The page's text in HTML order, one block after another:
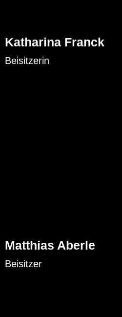
Katharina Franck
Beisitzerin
Matthias Aberle
Beisitzer